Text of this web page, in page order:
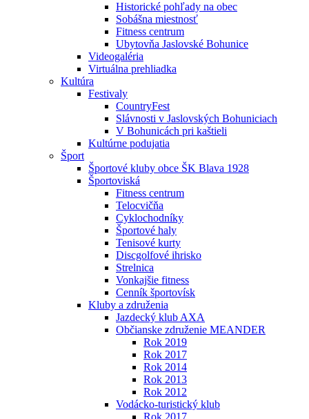
Historické pohľady na obec
Sobášna miestnosť
Fitness centrum
Ubytovňa Jaslovské Bohunice
Videogaléria
Virtuálna prehliadka
Kultúra
Festivaly
CountryFest
Slávnosti v Jaslovských Bohuniciach
V Bohunicách pri kaštieli
Kultúrne podujatia
Šport
Športové kluby obce ŠK Blava 1928
Športoviská
Fitness centrum
Telocvičňa
Cyklochodníky
Športové haly
Tenisové kurty
Discgolfové ihrisko
Strelnica
Vonkajšie fitness
Cenník športovísk
Kluby a združenia
Jazdecký klub AXA
Občianske združenie MEANDER
Rok 2019
Rok 2017
Rok 2014
Rok 2013
Rok 2012
Vodácko-turistický klub
Rok 2017